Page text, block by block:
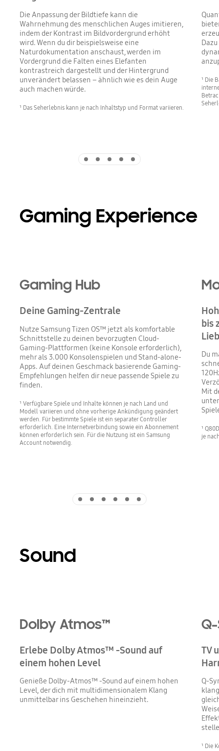
Die Anpassung der Bildtiefe kann die
Wahrnehmung des menschlichen Auges imitieren,
indem der Kontrast im Bildvordergrund erhöht
wird. Wenn du dir beispielsweise eine
Naturdokumentation anschaust, werden im
Vordergrund die Falten eines Elefanten
kontrastreich dargestellt und der Hintergrund
unverändert belassen – ähnlich wie es dein Auge
auch machen würde.
¹ Das Seherlebnis kann je nach Inhaltstyp und Format variieren.
¹ Die
Gaming Experience
Gaming Hub
Deine Gaming-Zentrale
Nutze Samsung Tizen OS™ jetzt als komfortable
Schnittstelle zu deinen bevorzugten Cloud-
Gaming-Plattformen (keine Konsole erforderlich),
mehr als 3.000 Konsolenspielen und Stand-alone-
Apps. Auf deinen Geschmack basierende Gaming-
Empfehlungen helfen dir neue passende Spiele zu
finden.​
¹ Verfügbare Spiele und Inhalte können je nach Land und
Modell variieren und ohne vorherige Ankündigung geändert
werden. Für bestimmte Spiele ist ein separater Controller
erforderlich. Eine Internetverbindung sowie ein Abonnement
können erforderlich sein. Für die Nutzung ist ein Samsung
Account notwendig.
bis
Du
Mit
¹
je
Sound
Dolby Atmos™
Erlebe Dolby Atmos™ -Sound auf
einem hohen Level
Genieße Dolby-Atmos™ -Sound auf einem hohen
Level, der dich mit multidimensionalem Klang
unmittelbar ins Geschehen hineinzieht.
TV
Q-
¹ Die